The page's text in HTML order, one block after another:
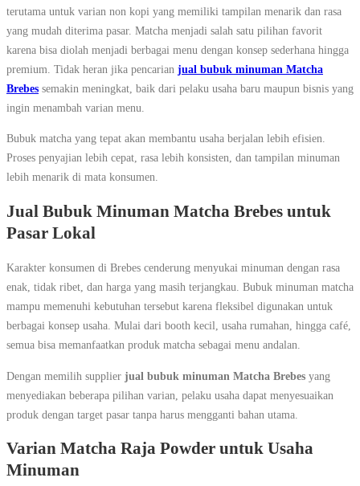
terutama untuk varian non kopi yang memiliki tampilan menarik dan rasa
yang mudah diterima pasar. Matcha menjadi salah satu pilihan favorit
karena bisa diolah menjadi berbagai menu dengan konsep sederhana hingga
premium. Tidak heran jika pencarian jual bubuk minuman Matcha
Brebes semakin meningkat, baik dari pelaku usaha baru maupun bisnis yang
ingin menambah varian menu.
Bubuk matcha yang tepat akan membantu usaha berjalan lebih efisien.
Proses penyajian lebih cepat, rasa lebih konsisten, dan tampilan minuman
lebih menarik di mata konsumen.
Jual Bubuk Minuman Matcha Brebes untuk
Pasar Lokal
Karakter konsumen di Brebes cenderung menyukai minuman dengan rasa
enak, tidak ribet, dan harga yang masih terjangkau. Bubuk minuman matcha
mampu memenuhi kebutuhan tersebut karena fleksibel digunakan untuk
berbagai konsep usaha. Mulai dari booth kecil, usaha rumahan, hingga café,
semua bisa memanfaatkan produk matcha sebagai menu andalan.
Dengan memilih supplier jual bubuk minuman Matcha Brebes yang
menyediakan beberapa pilihan varian, pelaku usaha dapat menyesuaikan
produk dengan target pasar tanpa harus mengganti bahan utama.
Varian Matcha Raja Powder untuk Usaha
Minuman